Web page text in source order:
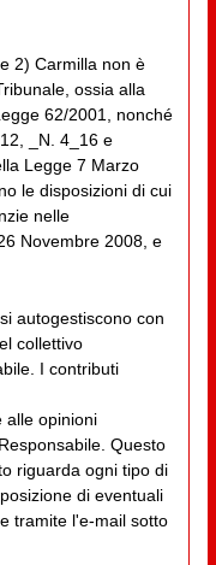
2) Carmilla non è
ossia alla
62/2001, nonché
_N. 4_16 e
Legge 7 Marzo
le disposizioni di cui
nelle
Novembre 2008, e
autogestiscono con
collettivo
I contributi
alle opinioni
Questo
riguarda ogni tipo di
di eventuali
tramite l'e-mail sotto